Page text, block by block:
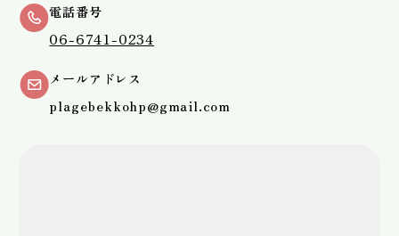
電話番号
06-6741-0234
メールアドレス
plagebekkohp@gmail.com